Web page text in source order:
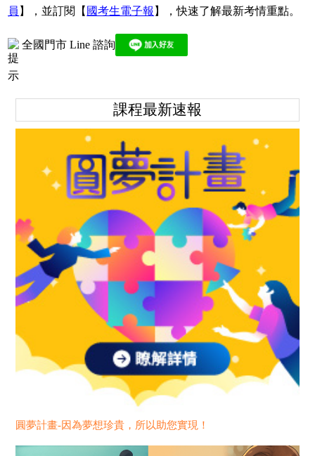
課程最新速報
圓夢計畫-因為夢想珍貴，所以助您實現！
員 】，並訂閱【 國考生電子報 】，快速了解最新考情重點。
全國門市 Line 諮詢